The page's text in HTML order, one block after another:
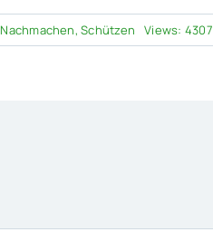
,Schützen Views: 4307